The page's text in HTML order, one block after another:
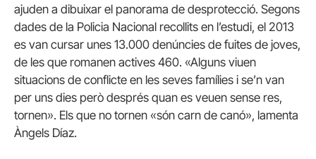
ajuden a dibuixar el panorama de desprotecció. Segons
dades de la Policia Nacional recollits en l’estudi, el 2013
es van cursar unes 13.000 denúncies de fuites de joves,
de les que romanen actives 460. «Alguns viuen
situacions de conflicte en les seves famílies i se’n van
per uns dies però després quan es veuen sense res,
tornen». Els que no tornen «són carn de canó», lamenta
Àngels Díaz.